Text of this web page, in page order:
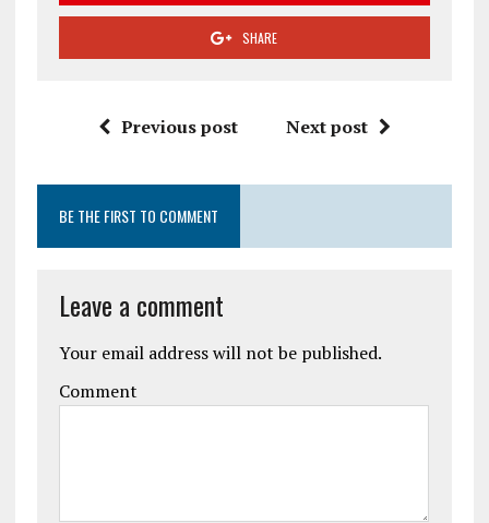
SHARE
Previous post Next post
BE THE FIRST TO COMMENT
Leave a comment
Your email address will not be published.
Comment